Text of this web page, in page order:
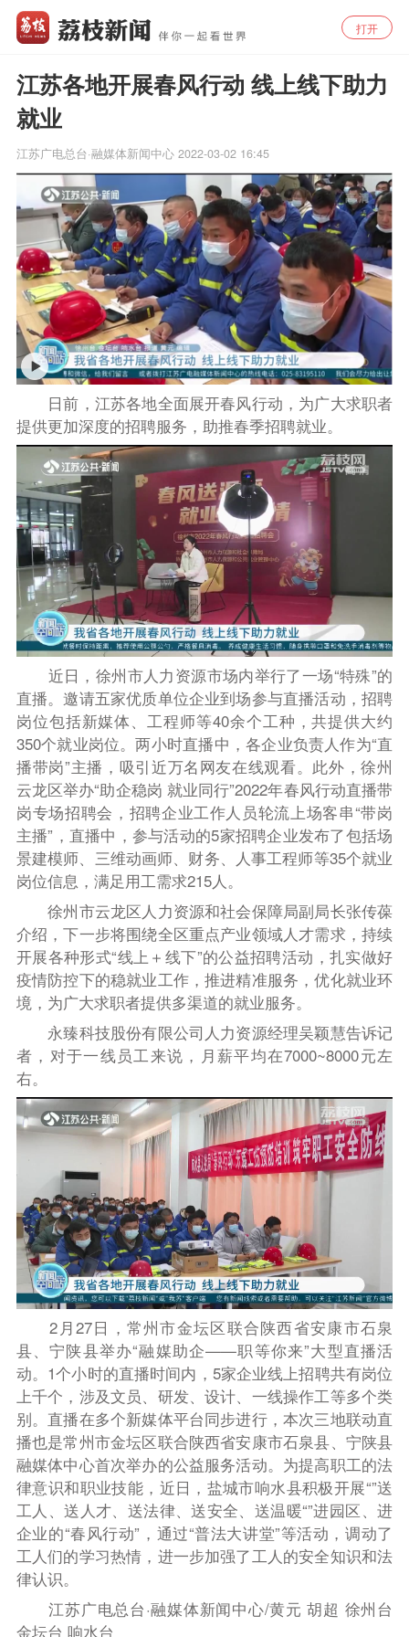
打开
江苏各地开展春风行动 线上线下助力
就业
江苏广电总台·融媒体新闻中心 2022-03-02 16:45
日前，江苏各地全面展开春风行动，为广大求职者
提供更加深度的招聘服务，助推春季招聘就业。
近日，徐州市人力资源市场内举行了一场“特殊”的
直播。邀请五家优质单位企业到场参与直播活动，招聘
岗位包括新媒体、工程师等40余个工种，共提供大约
350个就业岗位。两小时直播中，各企业负责人作为“直
播带岗”主播，吸引近万名网友在线观看。此外，徐州
云龙区举办“助企稳岗 就业同行”2022年春风行动直播带
岗专场招聘会，招聘企业工作人员轮流上场客串“带岗
主播”，直播中，参与活动的5家招聘企业发布了包括场
景建模师、三维动画师、财务、人事工程师等35个就业
岗位信息，满足用工需求215人。
徐州市云龙区人力资源和社会保障局副局长张传葆
介绍，下一步将围绕全区重点产业领域人才需求，持续
开展各种形式“线上＋线下”的公益招聘活动，扎实做好
疫情防控下的稳就业工作，推进精准服务，优化就业环
境，为广大求职者提供多渠道的就业服务。
永臻科技股份有限公司人力资源经理吴颖慧告诉记
者，对于一线员工来说，月薪平均在7000~8000元左
右。
2月27日，常州市金坛区联合陕西省安康市石泉
县、宁陕县举办“融媒助企——职等你来”大型直播活
动。1个小时的直播时间内，5家企业线上招聘共有岗位
上千个，涉及文员、研发、设计、一线操作工等多个类
别。直播在多个新媒体平台同步进行，本次三地联动直
播也是常州市金坛区联合陕西省安康市石泉县、宁陕县
融媒体中心首次举办的公益服务活动。为提高职工的法
律意识和职业技能，近日，盐城市响水县积极开展“”送
工人、送人才、送法律、送安全、送温暖“”进园区、进
企业的“春风行动”，通过“普法大讲堂”等活动，调动了
工人们的学习热情，进一步加强了工人的安全知识和法
律认识。
江苏广电总台·融媒体新闻中心/黄元 胡超 徐州台
金坛台 响水台